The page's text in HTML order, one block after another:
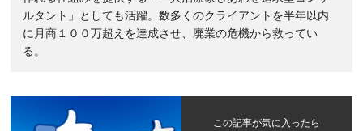
ルタント」としても活躍。数多くのクライアントを半年以内
に月商１００万超えを達成させ、廃業の危機から救ってい
る。
この記事が気に入ったら